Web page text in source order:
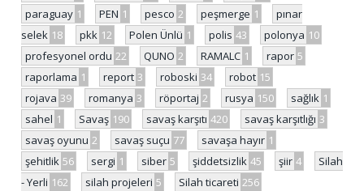
paraguay 1 PEN 1 pesco 2 peşmerge 1
pınar
selek 18 pkk 12 Polen Ünlü 1 polis 43 polonya 10
profesyonel ordu 22 QUNO 2 RAMALC 1 rapor 5
raporlama 1 report 3 roboski 34 robot 15
rojava 39 romanya 3 röportaj 2 rusya 150 sağlık 1
sahel 1 Savaş 190 savaş karşıtı 420 savaş karşıtlığı 3
savaş oyunu 2 savaş suçu 77 savaşa hayır 1
şehitlik 56 sergi 1 siber 5 şiddetsizlik 45 şiir 4
Silah
- Yerli 162 silah projeleri 5 Silah ticareti 256